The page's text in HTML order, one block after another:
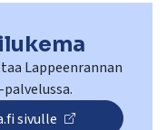
Lappeenrannan
sivulle